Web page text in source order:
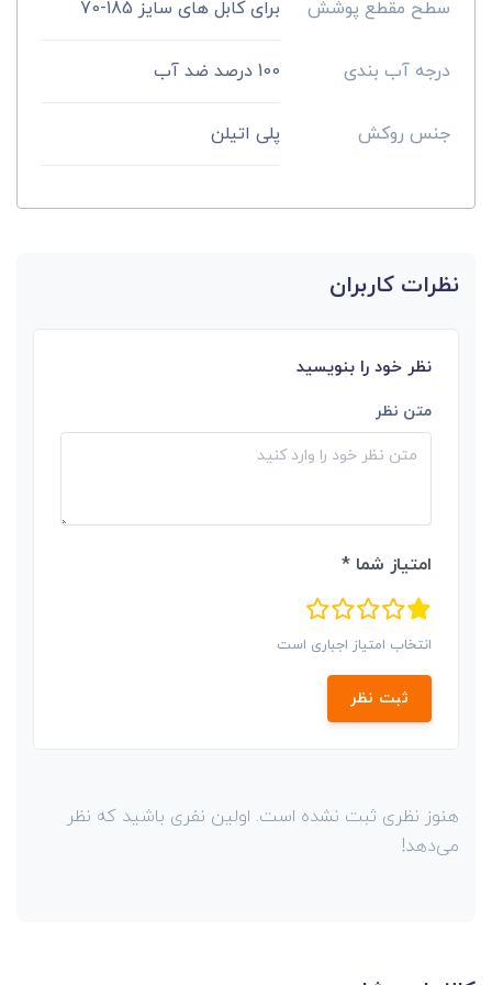
سطح مقطع پوشش برای کابل های سایز 185-70
درجه آب بندی 100 درصد ضد آب
جنس روکش پلی اتیلن
نظرات کاربران
نظر خود را بنویسید
متن نظر
امتیاز شما *
انتخاب امتیاز اجباری است
ثبت نظر
هنوز نظری ثبت نشده است. اولین نفری باشید که نظر
می‌دهد!